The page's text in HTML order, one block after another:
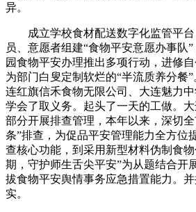
异。
成立学校食材配送数字化监管平台
员、意愿者组建“食物平安意愿办事队
园食物平安办理推出多项行动，进修
为部门白叟定制软烂的“半流质养分餐
连红旗信禾食物无限公司、大连魅力
学会了取义务。起头了一天的工做。
部分开展排查管理，本年以来，深切
条”排查，为促品平安管理能力全方位
查核心功能，到采用新型材料伪制食
期，守护师生舌尖平安”为从题结合开
拔食物平安舆情事务应急措置能力。
实。